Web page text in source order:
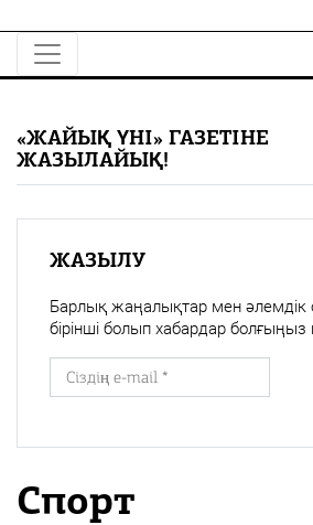
Жалын
PDF
«Жайық үні» — 33 жыл
Каталог
Спорт
«ЖАЙЫҚ ҮНІ» ГАЗЕТІНЕ
ЖАЗЫЛАЙЫҚ!
ЖАЗЫЛУ
Барлық жаңалықтар мен әлемдік
бірінші болып хабардар